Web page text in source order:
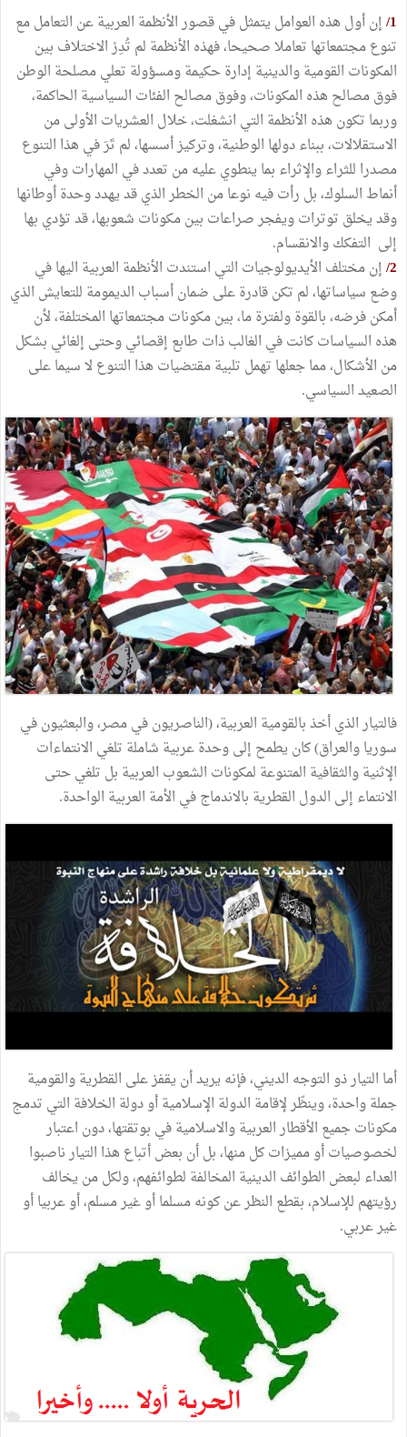
1/ إن أول هذه العوامل يتمثل في قصور الأنظمة العربية عن التعامل مع
تنوع مجتمعاتها تعاملا صحيحا، فهذه الأنظمة لم تُدِرْ الاختلاف بين
المكونات القومية والدينية إدارة حكيمة ومسؤولة تعلي مصلحة الوطن
فوق مصالح هذه المكونات، وفوق مصالح الفئات السياسية الحاكمة،
وربما تكون هذه الأنظمة التي انشغلت، خلال العشريات الأولى من
الاستقلالات، ببناء دولها الوطنية، وتركيز أسسها، لم تَرَ في هذا التنوع
مصدرا للثراء والإثراء بما ينطوي عليه من تعدد في المهارات وفي
أنماط السلوك، بل رأت فيه نوعا من الخطر الذي قد يهدد وحدة أوطانها
وقد يخلق توترات ويفجر صراعات بين مكونات شعوبها، قد تؤدي بها
إلى التفكك والانقسام.
2/ إن مختلف الأيديولوجيات التي استندت الأنظمة العربية اليها في
وضع سياساتها، لم تكن قادرة على ضمان أسباب الديمومة للتعايش الذي
أمكن فرضه، بالقوة ولفترة ما، بين مكونات مجتمعاتها المختلفة، لأن
هذه السياسات كانت في الغالب ذات طابع إقصائي وحتى إلغائي بشكل
من الأشكال، مما جعلها تهمل تلبية مقتضيات هذا التنوع لا سيما على
الصعيد السياسي.
فالتيار الذي أخذ بالقومية العربية، (الناصريون في مصر، والبعثيون في
سوريا والعراق) كان يطمح إلى وحدة عربية شاملة تلغي الانتماءات
الإثنية والثقافية المتنوعة لمكونات الشعوب العربية بل تلغي حتى
الانتماء إلى الدول القطرية بالاندماج في الأمة العربية الواحدة.
أما التيار ذو التوجه الديني، فإنه يريد أن يقفز على القطرية والقومية
جملة واحدة، وينظّر لإقامة الدولة الإسلامية أو دولة الخلافة التي تدمج
مكونات جميع الأقطار العربية والاسلامية في بوتقتها، دون اعتبار
لخصوصيات أو مميزات كل منها، بل أن بعض أتباع هذا التيار ناصبوا
العداء لبعض الطوائف الدينية المخالفة لطوائفهم، ولكل من يخالف
رؤيتهم للإسلام، بقطع النظر عن كونه مسلما أو غير مسلم، أو عربيا أو
غير عربي.